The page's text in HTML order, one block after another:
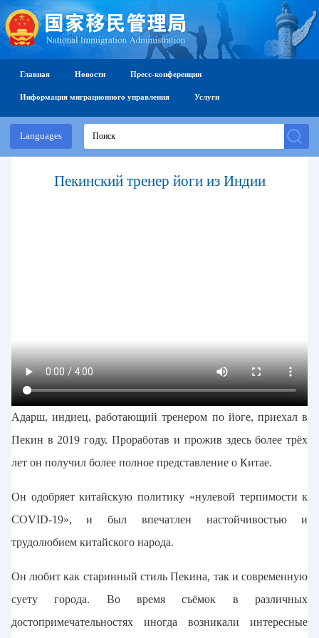
Languages
Главная Новости Пресс-конференции
Информация миграционного управления Услуги
Пекинский тренер йоги из Индии
Адарш, индиец, работающий тренером по йоге, приехал в
Пекин в 2019 году. Проработав и прожив здесь более трёх
лет он получил более полное представление о Китае.
Он одобряет китайскую политику «нулевой терпимости к
COVID-19», и был впечатлен настойчивостью и
трудолюбием китайского народа.
Он любит как старинный стиль Пекина, так и современную
суету города. Во время съёмок в различных
достопримечательностях иногда возникали интересные